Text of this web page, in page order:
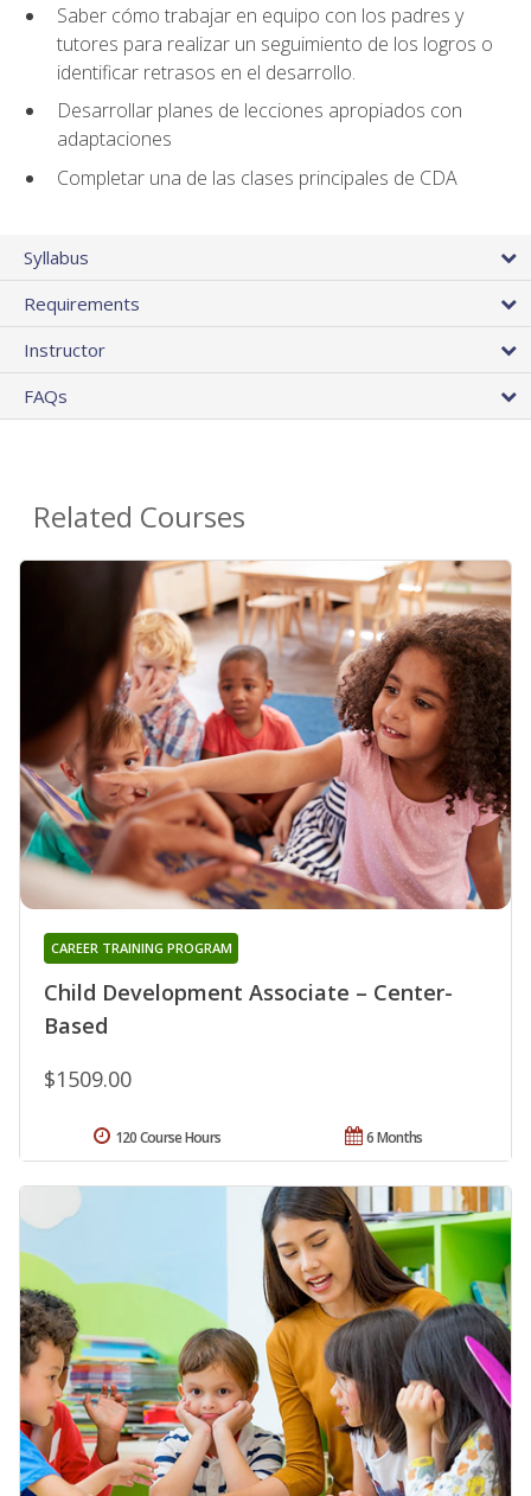
Saber cómo trabajar en equipo con los padres y
tutores para realizar un seguimiento de los logros o
identificar retrasos en el desarrollo.
Desarrollar planes de lecciones apropiados con
adaptaciones
Completar una de las clases principales de CDA
Syllabus
Requirements
Instructor
FAQs
Related Courses
Child Development Associate – Center-
Based
CAREER TRAINING PROGRAM
$1509.00
6 Months
120 Course Hours